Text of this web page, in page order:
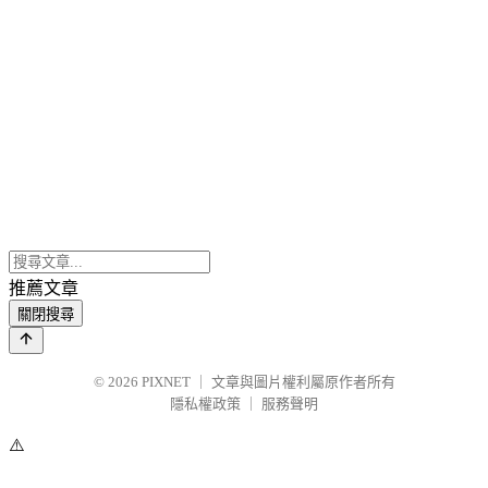
推薦文章
關閉搜尋
© 2026 PIXNET
文章與圖片權利屬原作者所有
隱私權政策
服務聲明
⚠️